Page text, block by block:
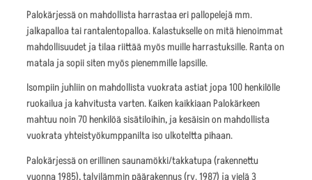
Palokärjessä on mahdollista harrastaa eri pallopelejä mm.
jalkapalloa tai rantalentopalloa. Kalastukselle on mitä hienoimmat
mahdollisuudet ja tilaa riittää myös muille harrastuksille. Ranta on
matala ja sopii siten myös pienemmille lapsille.
Isompiin juhliin on mahdollista vuokrata astiat jopa 100 henkilölle
ruokailua ja kahvitusta varten. Kaiken kaikkiaan Palokärkeen
mahtuu noin 70 henkilöä sisätiloihin, ja kesäisin on mahdollista
vuokrata yhteistyökumppanilta iso ulkoteltta pihaan.
Palokärjessä on erillinen saunamökki/takkatupa (rakennettu
vuonna 1985), talvilämmin päärakennus (rv. 1987) ja vielä 3